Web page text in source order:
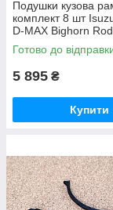
Подушки кузова
комплект 8 шт
D-MAX Bighorn
Исузу Трупер Д
Готово до
5 895 ₴
Купити